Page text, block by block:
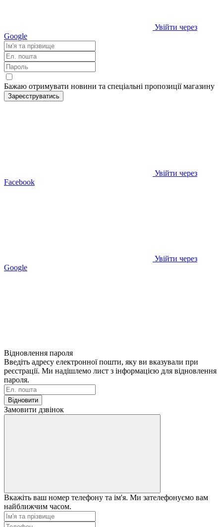
Увійти через
Google
Бажаю отримувати новини та спеціальні пропозиціїмагазину
Зареєструватись
Увійти через
Facebook
Увійти через
Google
Відновлення пароля
Введіть адресу електронної пошти, яку ви вказували при
реєстрації. Ми надішлемо лист з інформацією для відновлення
пароля.
Відновити
Замовити дзвінок
Вкажіть ваш номер телефону та ім'я. Ми зателефонуємо вам
найближчим часом.